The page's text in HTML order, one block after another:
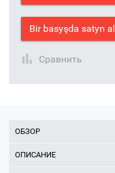
Bir basyşda satyn al
Сравнить
ОБЗОР
ОПИСАНИЕ